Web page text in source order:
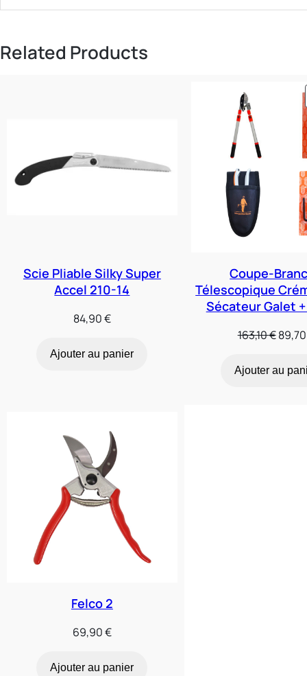
Related Products
Scie Pliable Silky Super
Accel 210-14
84,90€
Ajouter au panier
Coupe-
Télescopique
Sécateur Galet
163,10€Le
initial
89,70
Ajouter au
Felco 2
69,90€
Ajouter au panier